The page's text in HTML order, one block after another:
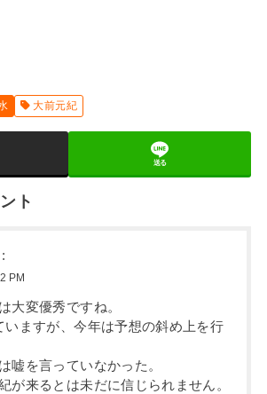
大前元紀
送る
ト
PM
大変優秀ですね。
いますが、今年は予想の斜め上を行
嘘を言っていなかった。
が来るとは未だに信じられません。